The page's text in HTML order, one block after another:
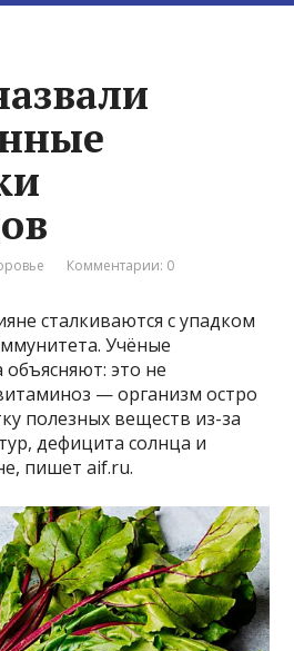
Комментарии: 0
сталкиваются с упадком
Учёные
это не
— организм остро
полезных веществ из-за
дефицита солнца и
пишет aif.ru.